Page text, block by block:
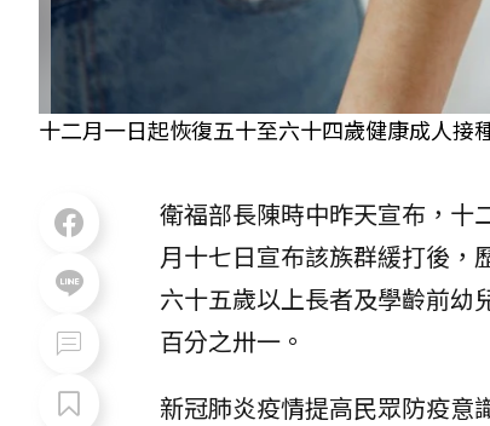
十二月一日起恢復五十至六十四歲健康成人接
衛福部長陳時中昨天宣布，十
月十七日宣布該族群緩打後，
六十五歲以上長者及學齡前幼
百分之卅一。
新冠肺炎疫情提高民眾防疫意